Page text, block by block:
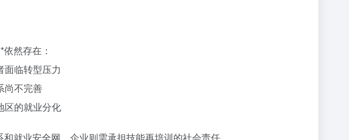
然存在：
面临转型压力
尚不完善
区的就业分化